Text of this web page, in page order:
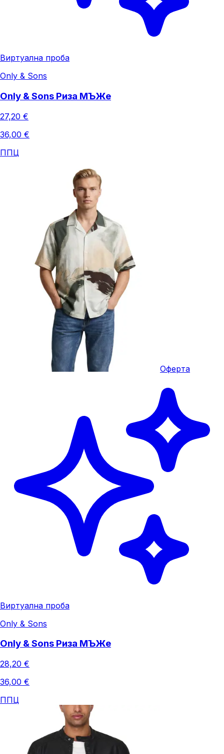
Виртуална проба
Only & Sons
Only & Sons Риза МЪЖe
27,20 €
36,00 €
ППЦ
Оферта
Виртуална проба
Only & Sons
Only & Sons Риза МЪЖe
28,20 €
36,00 €
ППЦ